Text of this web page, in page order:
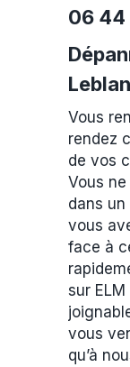
06 44
Vous
rendez
de vos
Vous
dans
vous
face à
sur
vous
qu’à